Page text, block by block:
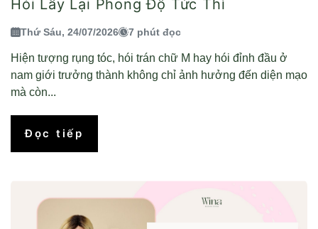
Hói Lấy Lại Phong Độ Tức Thì
Thứ Sáu, 24/07/2026 7 phút đọc
Hiện tượng rụng tóc, hói trán chữ M hay hói đỉnh đầu ở
nam giới trưởng thành không chỉ ảnh hưởng đến diện mạo
mà còn...
Đọc tiếp